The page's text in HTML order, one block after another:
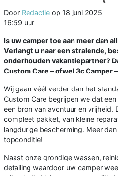
Door Redactie op 18 juni 2025,
16:59 uur
Is uw camper toe aan meer dan
Verlangt u naar een stralende,
onderhouden vakantiepartner?
Custom Care – ofwel 3c Camper
Wij gaan véél verder dan het
Custom Care begrijpen we dat
een bron van avontuur en vrijheid.
compleet pakket, van kleine
langdurige bescherming. Meer
topconditie!
Naast onze grondige wassen,
detailing waardoor uw camper